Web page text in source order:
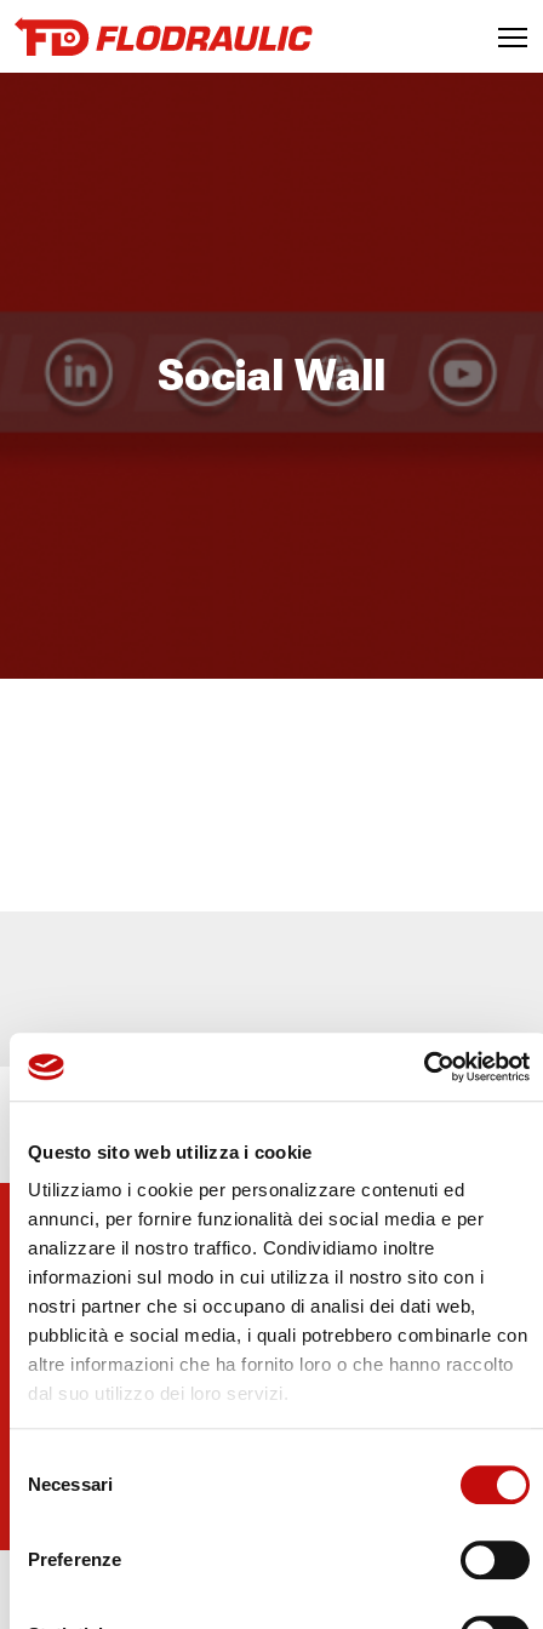
Questo sito web utilizza i cookie
Utilizziamo i cookie per personalizzare contenuti ed
annunci, per fornire funzionalità dei social media e per
analizzare il nostro traffico. Condividiamo inoltre
informazioni sul modo in cui utilizza il nostro sito con i
nostri partner che si occupano di analisi dei dati web,
pubblicità e social media, i quali potrebbero combinarle con
altre informazioni che ha fornito loro o che hanno raccolto
dal suo utilizzo dei loro servizi.
delNecessari
Preferenze
Social Wall
Rimani Aggiornato!
Rimani Aggiornato sulle Ultime Novità Flodraulic